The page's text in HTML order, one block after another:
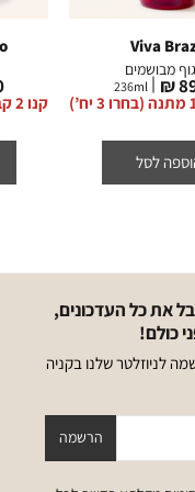
Viva
מבושמים
236ml
לסל
קנו 2 קבלו 1 מתנה (בחרו 3 יח’)
את כל העדכונים,
כולם!
לניוזלטר שלנו בקניה
הרשמה